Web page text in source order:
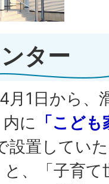
ター
月1日から、
に 「こど
設置してい
、「子育